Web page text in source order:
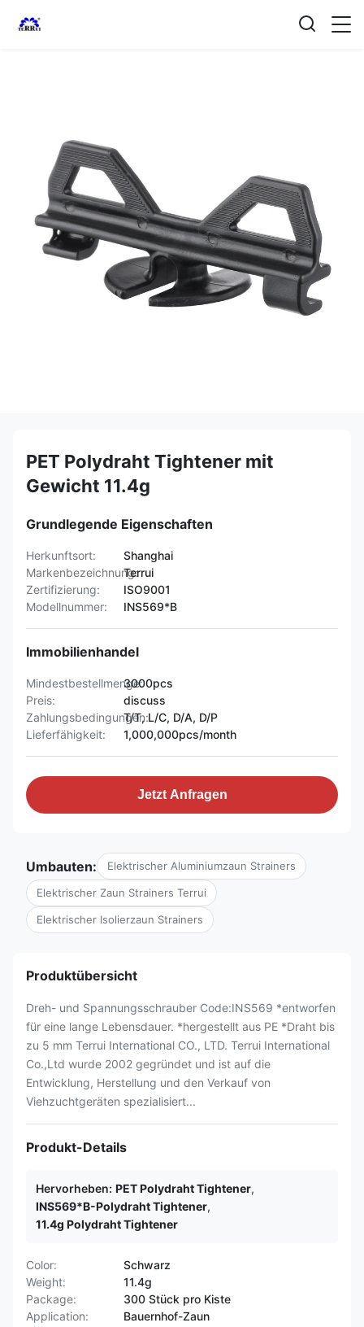
PET Polydraht Tightener mit
Gewicht 11.4g
Grundlegende Eigenschaften
Herkunftsort:
Shanghai
Markenbezeichnung:Terrui
Zertifizierung:
ISO9001
Modellnummer:
INS569*B
Immobilienhandel
Mindestbestellmenge:3000pcs
Preis:
discuss
Zahlungsbedingungen:T/T, L/C, D/A, D/P
Lieferfähigkeit:
1,000,000pcs/month
Jetzt Anfragen
Umbauten: Elektrischer Aluminiumzaun Strainers
Elektrischer Zaun Strainers Terrui
Elektrischer Isolierzaun Strainers
Produktübersicht
Dreh- und Spannungsschrauber Code:INS569 *entworfen
für eine lange Lebensdauer. *hergestellt aus PE *Draht bis
zu 5 mm Terrui International CO., LTD. Terrui International
Co.,Ltd wurde 2002 gegründet und ist auf die
Entwicklung, Herstellung und den Verkauf von
Viehzuchtgeräten spezialisiert...
Produkt-Details
Hervorheben: PET Polydraht Tightener,
INS569*B-Polydraht Tightener,
11.4g Polydraht Tightener
Color:
Schwarz
Weight:
11.4g
Package:
300 Stück pro Kiste
Application:
Bauernhof-Zaun